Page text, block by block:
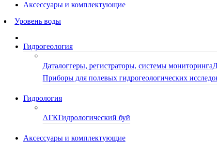
Аксессуары и комплектующие
Уровень воды
Гидрогеология
Даталоггеры, регистраторы, системы мониторинга
Приборы для полевых гидрогеологических
Гидрология
АГКГидрологический буй
Аксессуары и комплектующие